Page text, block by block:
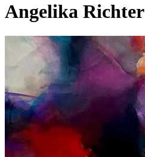
Angelika Richter